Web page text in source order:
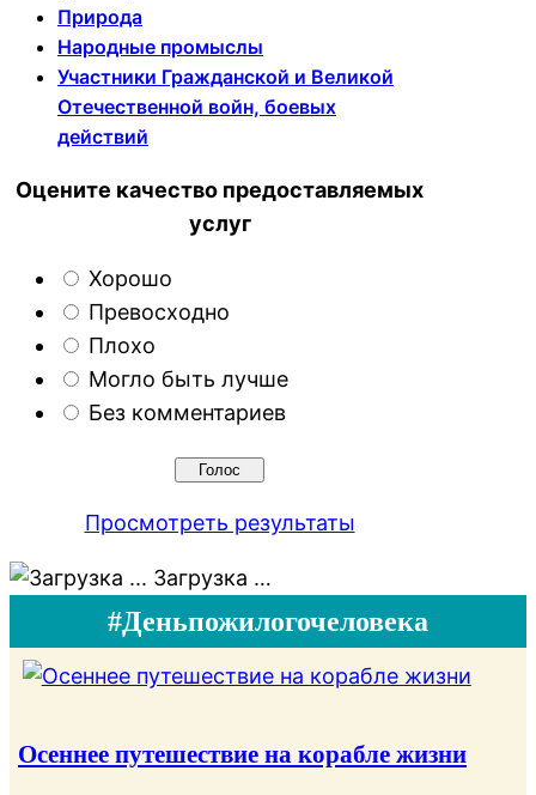
Природа
Народные промыслы
Участники Гражданской и Великой
Отечественной войн, боевых
действий
Оцените качество предоставляемых
услуг
Хорошо
Превосходно
Плохо
Могло быть лучше
Без комментариев
Просмотреть результаты
Загрузка …
#Деньпожилогочеловека
Осеннее путешествие на корабле жизни